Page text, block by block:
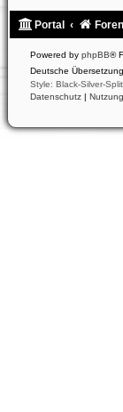
Portal
Powered by phpBB®
Deutsche
Style: Black-Silver-
Datenschutz |